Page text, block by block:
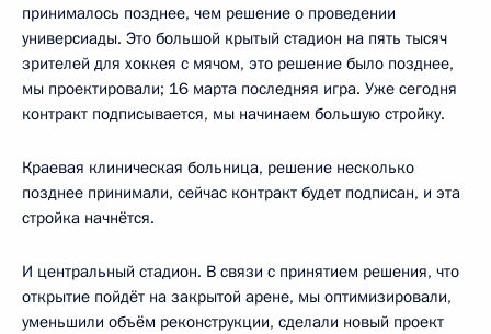
принималось позднее, чем решение о проведении
универсиады. Это большой крытый стадион на пять тысяч
зрителей для хоккея с мячом, это решение было позднее,
мы проектировали; 16 марта последняя игра. Уже сегодня
контракт подписывается, мы начинаем большую стройку.
Краевая клиническая больница, решение несколько
позднее принимали, сейчас контракт будет подписан, и эта
стройка начнётся.
И центральный стадион. В связи с принятием решения, что
открытие пойдёт на закрытой арене, мы оптимизировали,
уменьшили объём реконструкции, сделали новый проект